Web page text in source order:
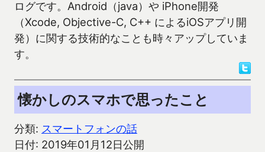
ログです。Android（java）や iPhone開発
（Xcode, Objective-C, C++ によるiOSアプリ開
発）に関する技術的なことも時々アップしていま
す。
懐かしのスマホで思ったこと
分類: スマートフォンの話
日付: 2019年01月12日公開